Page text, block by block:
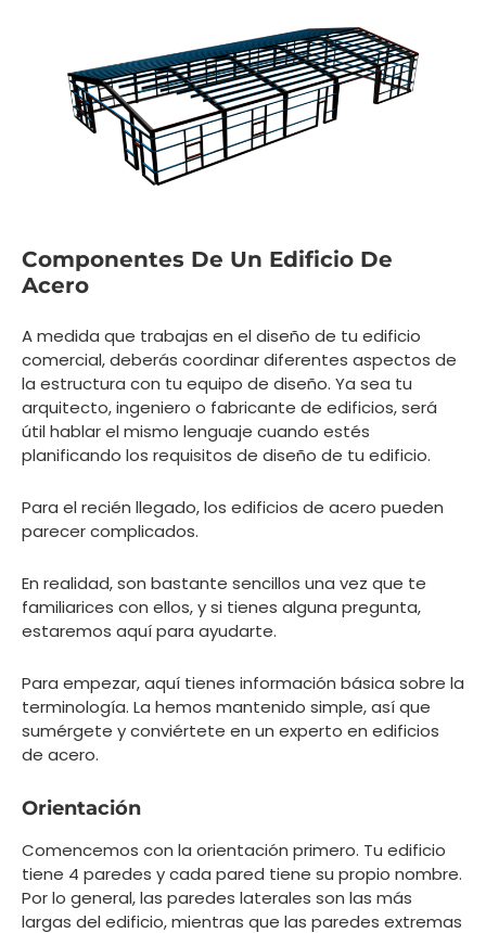
Componentes De Un Edificio De
Acero
A medida que trabajas en el diseño de tu edificio
comercial, deberás coordinar diferentes aspectos de
la estructura con tu equipo de diseño. Ya sea tu
arquitecto, ingeniero o fabricante de edificios, será
útil hablar el mismo lenguaje cuando estés
planificando los requisitos de diseño de tu edificio.
Para el recién llegado, los edificios de acero pueden
parecer complicados.
En realidad, son bastante sencillos una vez que te
familiarices con ellos, y si tienes alguna pregunta,
estaremos aquí para ayudarte.
Para empezar, aquí tienes información básica sobre la
terminología. La hemos mantenido simple, así que
sumérgete y conviértete en un experto en edificios
de acero.
Orientación
Comencemos con la orientación primero. Tu edificio
tiene 4 paredes y cada pared tiene su propio nombre.
Por lo general, las paredes laterales son las más
largas del edificio, mientras que las paredes extremas